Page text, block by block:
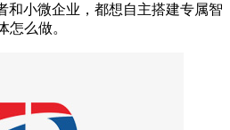
和小微企业，都想自主搭建专属智
怎么做。